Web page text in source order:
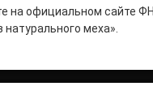
на официальном сайте
меха».